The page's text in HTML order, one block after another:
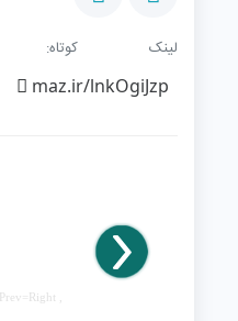
لینک
maz.ir/lnkOgiJzp
,